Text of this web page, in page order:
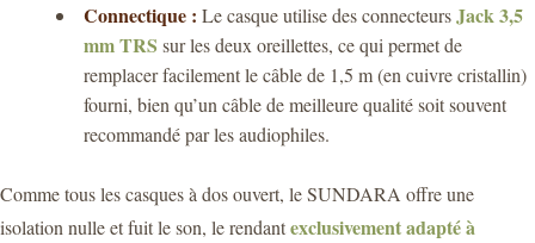
Connectique : Le casque utilise des connecteursJack 3,5
mm TRS sur les deux oreillettes, ce qui permet de
remplacer facilement le câble de 1,5 m (en cuivre cristallin)
fourni, bien qu’un câble de meilleure qualité soit souvent
recommandé par les audiophiles.
Comme tous les casques à dos ouvert, le SUNDARA offre une
isolation nulle et fuit le son, le rendantexclusivement adapté à